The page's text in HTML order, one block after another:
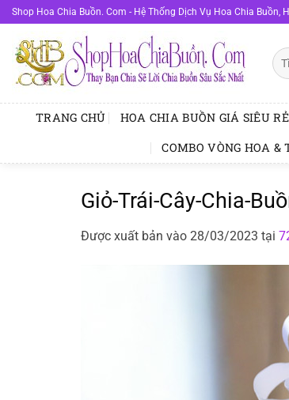
Bỏ
qua
nội
dung
Shop Hoa Chia Buồn. Com - Hệ Thống Dịch Vụ Hoa Chia Buồn,
Tìm
TRANG CHỦ HOA CHIA BUỒN GIÁ SIÊU RẺ
COMBO VÒNG HOA &
Giỏ-Trái-Cây-Chia-
Được xuất bản vào 28/03/2023 tại